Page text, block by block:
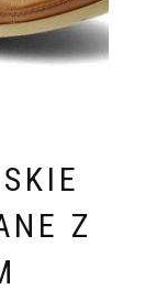
Z